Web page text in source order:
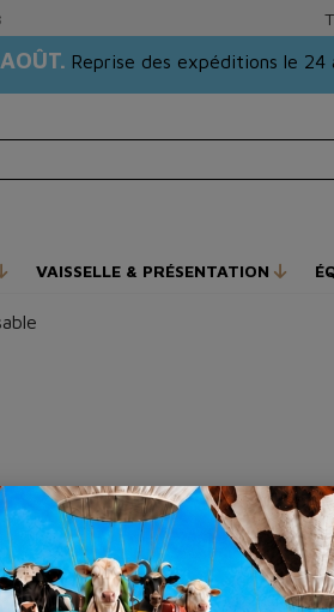
Reprise des expéditions le 24
VAISSELLE & PRÉSENTATION